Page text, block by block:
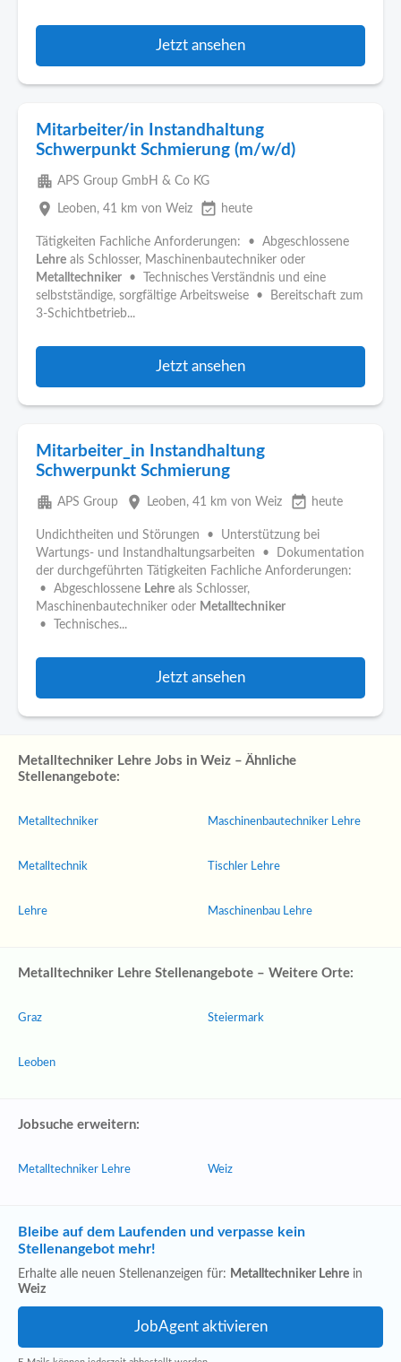
Jetzt ansehen
Mitarbeiter/in Instandhaltung
Schwerpunkt Schmierung (m/w/d)
apartment APS Group GmbH & Co KG
place Leoben, 41 km von Weiz event_available heute
Tätigkeiten Fachliche Anforderungen: • Abgeschlossene
Lehre als Schlosser, Maschinenbautechniker oder
Metalltechniker • Technisches Verständnis und eine
selbstständige, sorgfältige Arbeitsweise • Bereitschaft zum
3-Schichtbetrieb...
Jetzt ansehen
Mitarbeiter_in Instandhaltung
Schwerpunkt Schmierung
apartment APS Group place Leoben, 41 km von Weiz event_available heute
Undichtheiten und Störungen • Unterstützung bei
Wartungs- und Instandhaltungsarbeiten • Dokumentation
der durchgeführten Tätigkeiten Fachliche Anforderungen:
• Abgeschlossene Lehre als Schlosser,
Maschinenbautechniker oder Metalltechniker
• Technisches...
Jetzt ansehen
Metalltechniker Lehre Jobs in Weiz – Ähnliche
Stellenangebote:
Metalltechniker
Metalltechnik
Lehre
Maschinenbautechniker Lehre
Tischler Lehre
Maschinenbau Lehre
Metalltechniker Lehre Stellenangebote – Weitere Orte:
Graz
Leoben
Steiermark
Jobsuche erweitern:
Metalltechniker Lehre Weiz
Bleibe auf dem Laufenden und verpasse kein
Stellenangebot mehr!
Erhalte alle neuen Stellenanzeigen für: Metalltechniker Lehre in
Weiz